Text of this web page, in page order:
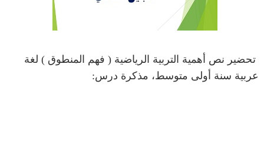
تحضير نص أهمية التربية الرياضية ( فهم المنطوق ) لغة
عربية سنة أولى متوسط، مذكرة درس: